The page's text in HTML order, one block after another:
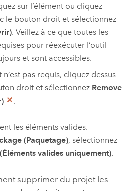
sur l’élément ou cliquez
le bouton droit et sélectionnez
. Veillez à ce que toutes les
pour réexécuter l’outil
et sont accessibles.
n’est pas requis, cliquez dessus
droit et sélectionnez Remove
.
les éléments valides.
(Paquetage), sélectionnez
valides uniquement).
supprimer du projet les